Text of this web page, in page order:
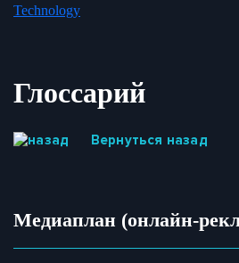
Глоссарий
Вернуться назад
Медиаплан (онлайн-